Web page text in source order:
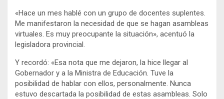
«Hace un mes hablé con un grupo de docentes suplentes.
Me manifestaron la necesidad de que se hagan asambleas
virtuales. Es muy preocupante la situación», acentuó la
legisladora provincial.
Y recordó: «Esa nota que me dejaron, la hice llegar al
Gobernador y a la Ministra de Educación. Tuve la
posibilidad de hablar con ellos, personalmente. Nunca
estuvo descartada la posibilidad de estas asambleas. Solo